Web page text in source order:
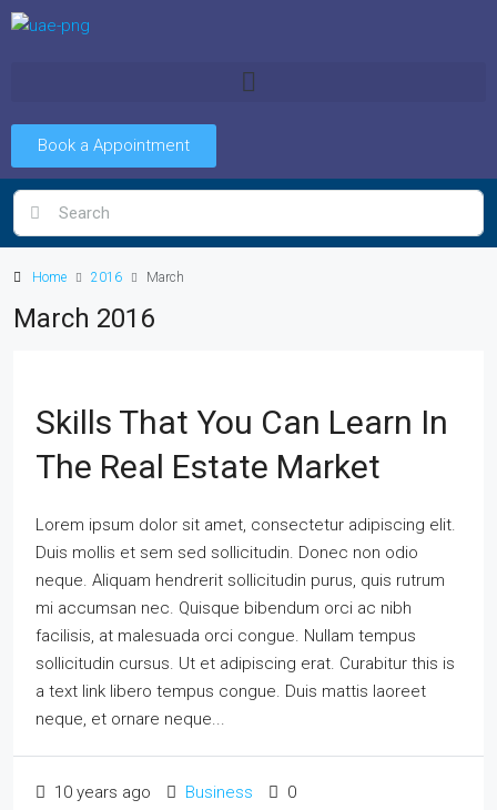
Book a Appointment
Home 2016 March
March 2016
Skills That You Can Learn In
The Real Estate Market
Lorem ipsum dolor sit amet, consectetur adipiscing elit.
Duis mollis et sem sed sollicitudin. Donec non odio
neque. Aliquam hendrerit sollicitudin purus, quis rutrum
mi accumsan nec. Quisque bibendum orci ac nibh
facilisis, at malesuada orci congue. Nullam tempus
sollicitudin cursus. Ut et adipiscing erat. Curabitur this is
a text link libero tempus congue. Duis mattis laoreet
neque, et ornare neque...
10 years ago Business 0